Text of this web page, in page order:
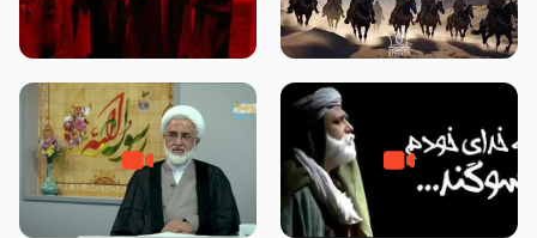
‌‌‌‌‌‌‌داستان ترور نافرجام رسول خدا
صلی الله علیه و آله – شهادت
قسمتی از نوا نمایش بیرق ماندگار
بیان توطئه های منافقین پیش از
خطبه حضرت سلمان سه روز پس از
شهادت پیامبر اکرم صلی الله علیه
مادر داعش – حجت الاسلام جباری